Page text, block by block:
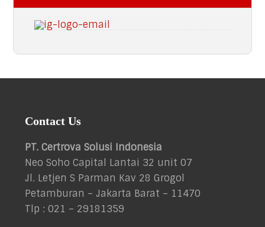
Contact Us
PT. Certrova Solusi Indonesia
Neo Soho Capital Lantai 32 unit 07
Jl. Letjen S Parman Kav 28 Grogol
Petamburan – Jakarta Barat – 11470
Tlp : 021 – 29181359